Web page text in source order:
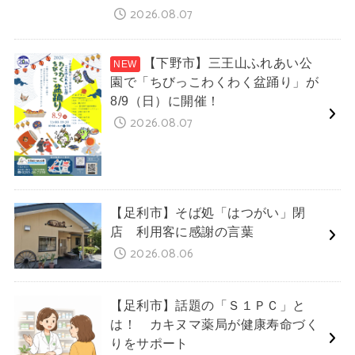
2026.08.07
【下野市】三王山ふれあい公
園で「ちびっこわくわく盆踊り」が
8/9（日）に開催！
2026.08.07
【足利市】そば処「はつがい」閉
店 利用客に感謝の言葉
2026.08.06
【足利市】話題の「Ｓ１ＰＣ」と
は！ カキヌマ薬局が健康寿命づく
りをサポート